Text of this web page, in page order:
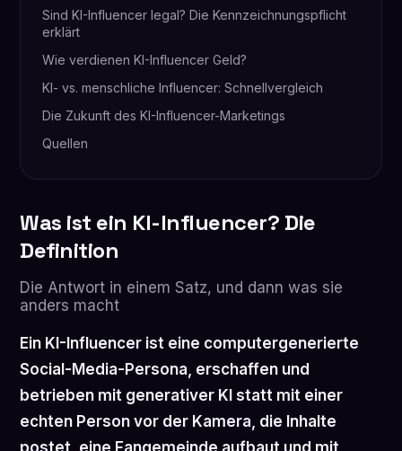
Was ist ein KI-Influencer? Die
Definition
Die Antwort in einem Satz, und dann was sie
anders macht
Ein KI-Influencer ist eine computergenerierte
Social-Media-Persona, erschaffen und
betrieben mit generativer KI statt mit einer
echten Person vor der Kamera, die Inhalte
postet, eine Fangemeinde aufbaut und mit
Sind KI-Influencer legal? Die Kennzeichnungspflicht
erklärt
Wie verdienen KI-Influencer Geld?
KI- vs. menschliche Influencer: Schnellvergleich
Die Zukunft des KI-Influencer-Marketings
Quellen